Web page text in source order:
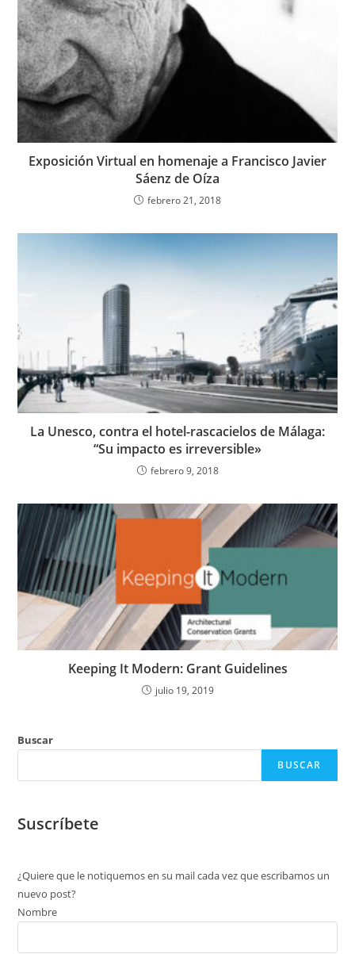
Exposición Virtual en homenaje a Francisco Javier
Sáenz de Oíza
febrero 21, 2018
La Unesco, contra el hotel-rascacielos de Málaga:
“Su impacto es irreversible»
febrero 9, 2018
Keeping It Modern: Grant Guidelines
julio 19, 2019
Buscar
BUSCAR
Suscríbete
¿Quiere que le notiquemos en su mail cada vez que escribamos un
nuevo post?
Nombre